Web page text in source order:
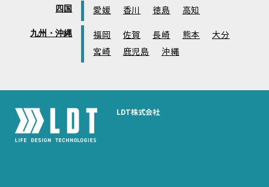
四国 愛媛 香川 徳島 高知
九州・沖縄 福岡 佐賀 長崎 熊本
大分
宮崎
鹿児島 沖縄
LDT株式会社